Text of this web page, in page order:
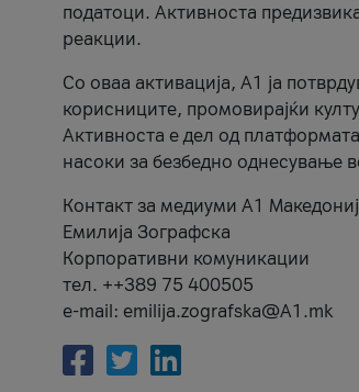
податоци. Активноста
реакции.
Со оваа активација, А1 ја
корисниците, промовирајќи
Активноста е дел од
насоки за безбедно однесување
Контакт за медиуми А1
Емилија Зографска
Корпоративни комуникации
тел. ++389 75 400505
e-mail: emilija.zografska@A1.mk